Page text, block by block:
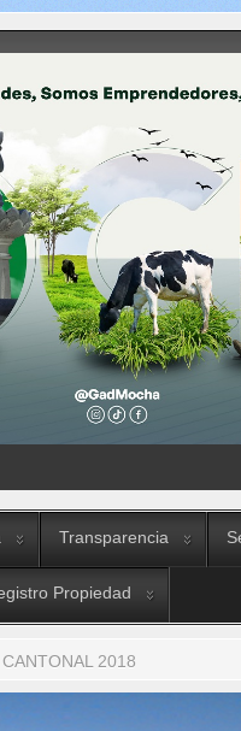
Transparencia
Propiedad
2018